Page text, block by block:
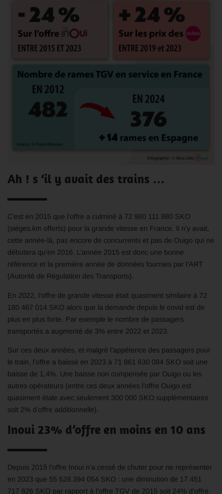
Ah ! s ‘il y avait des trains …
C’est en 2015 que l’offre a culminé à 72 980 111 880 SKO
(sièges.km offerts) pour la grande vitesse en France. Il n’y avait,
cette année-là, pas encore de concurrents et pas de Ouigo qui ne
débutera qu’en 2016. L’année 2015 est donc une bonne
référence et la première année de données fournies par l’ART
(Autorité de Régulation des Transports).
En 2022, l’offre de grande vitesse était quasiment similaire à 72
180 467 014 SKO alors que la demande depuis le covid est de
plus en plus forte. Par exemple le nombre de passagers
transportés a augmenté de 3% entre 2022 et 2023.
Sur ces deux années, et malgré l’appétence des passagers pour
le train, l’offre a baissé en 2023 à 71 861 630 084 SKO soit une
baisse de 1,4%. Une baisse non compensée par Ouigo ou les
autres opérateurs (entre ces deux années l’offre Ouigo est
quasiment étale avec seulement 300 000 SKO supplémentaires
soit 2% d’offre additionnelle).
Inoui 23% d’offre en moins en 10 ans
Depuis 2015 l’offre Inoui n’a cessé de chuter pour ne représenter
en 2023 que 55 528 394 054 SKO : une diminution de 17 451
717 826 SKO par rapport à l’offre TGV de 2015 soit 24% d’offre